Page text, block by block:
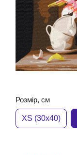
Розмір, см
XS (30x40)